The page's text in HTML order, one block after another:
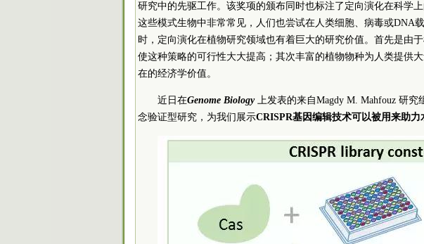
研究中的先驱工作。该奖项的颁布同时也标注了定向演化在科学
这些模式生物中非常常见，人们也尝试在人类细胞、病毒或DNA
时，定向演化在植物研究领域也有着巨大的研究价值。首先是由于
使这种策略的可行性大大提高；其次丰富的植物物种为人类提供
在的经济学价值。
近日在Genome Biology 上发表的来自Magdy M. Mahfouz 研究
念验证型研究，为我们展示CRISPR基因编辑技术可以被用来助力